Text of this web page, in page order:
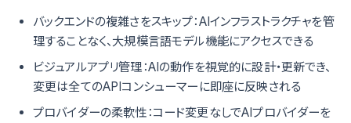
バックエンドの複雑さをスキップ：AIインフラストラクチャを管
理することなく、大規模言語モデル機能にアクセスできる
ビジュアルアプリ管理：AIの動作を視覚的に設計・更新でき、
変更は全てのAPIコンシューマーに即座に反映される
プロバイダーの柔軟性：コード変更なしでAIプロバイダーを